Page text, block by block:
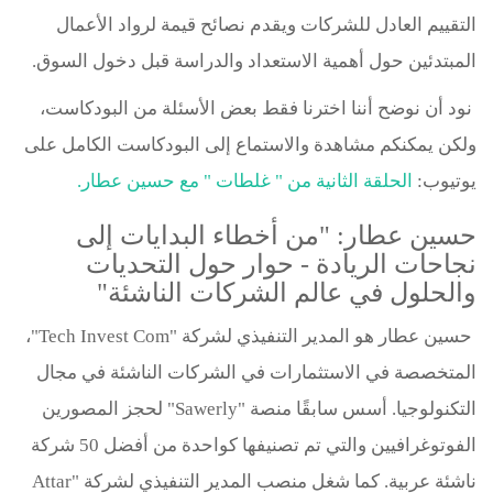
التقييم العادل للشركات ويقدم نصائح قيمة لرواد الأعمال
المبتدئين حول أهمية الاستعداد والدراسة قبل دخول السوق.
نود أن نوضح أننا اخترنا فقط بعض الأسئلة من البودكاست،
ولكن يمكنكم مشاهدة والاستماع إلى البودكاست الكامل على
يوتيوب: الحلقة الثانية من " غلطات " مع حسين عطار.
حسين عطار: "من أخطاء البدايات إلى
نجاحات الريادة - حوار حول التحديات
والحلول في عالم الشركات الناشئة"
حسين عطار هو المدير التنفيذي لشركة "Tech Invest Com"،
المتخصصة في الاستثمارات في الشركات الناشئة في مجال
التكنولوجيا. أسس سابقًا منصة "Sawerly" لحجز المصورين
الفوتوغرافيين والتي تم تصنيفها كواحدة من أفضل 50 شركة
ناشئة عربية. كما شغل منصب المدير التنفيذي لشركة "Attar